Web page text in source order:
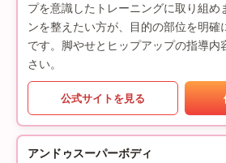
プを意識したトレーニングに取り組め
ンを整えたい方が、目的の部位を明確
です。脚やせとヒップアップの指導内
さい。
公式サイトを見る
アンドゥスーパーボディ